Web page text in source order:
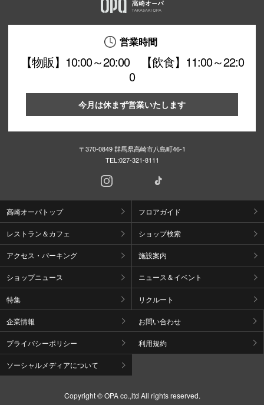
営業時間
【物販】10:00～20:00 【飲食】11:00～22:0
0
今月は休まず営業いたします
〒370-0849 群馬県高崎市八島町46-1
TEL:027-321-8111
高崎オーパトップ フロアガイド
レストラン＆カフェ ショップ検索
アクセス・パーキング 施設案内
ショップニュース ニュース＆イベント
特集 リクルート
企業情報 お問い合わせ
プライバシーポリシー 利用規約
ソーシャルメディアについて
Copyright © OPA co.,ltd All rights reserved.